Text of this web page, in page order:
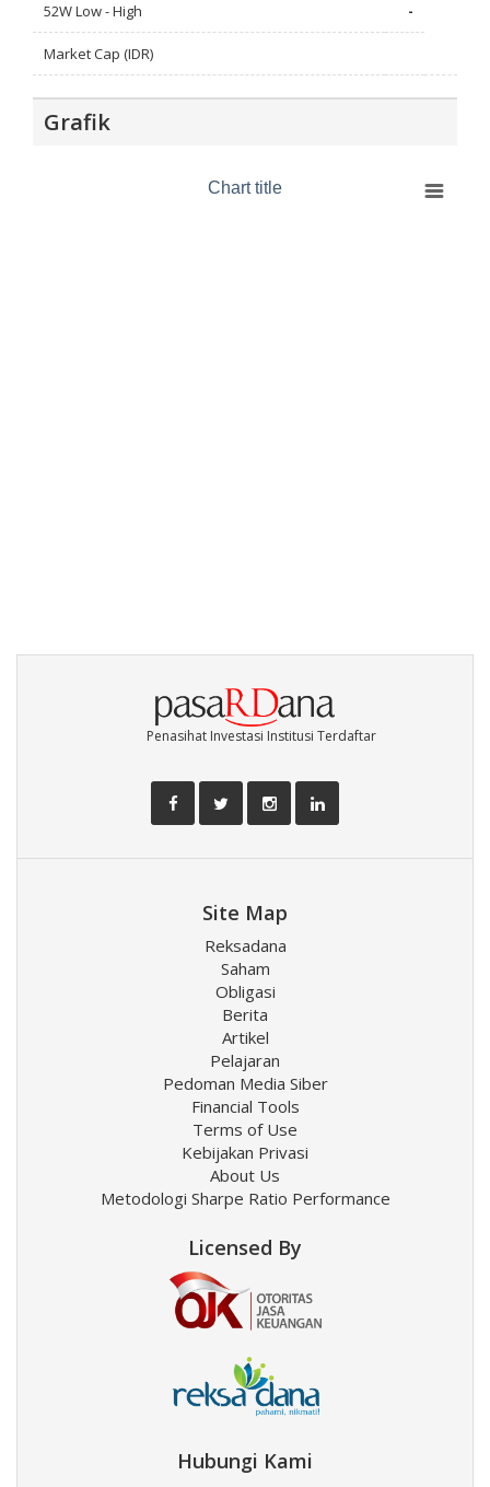
52W Low - High -
Market Cap (IDR)
Grafik
Chart title
Penasihat Investasi Institusi Terdaftar
Site Map
Reksadana
Saham
Obligasi
Berita
Artikel
Pelajaran
Pedoman Media Siber
Financial Tools
Terms of Use
Kebijakan Privasi
About Us
Metodologi Sharpe Ratio Performance
Licensed By
Hubungi Kami